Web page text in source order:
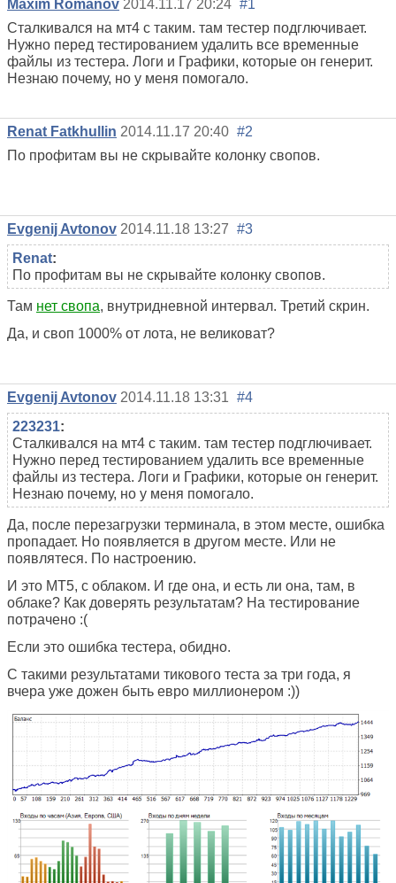
Maxim Romanov 2014.11.17 20:24 #1
Сталкивался на мт4 с таким. там тестер подглючивает.
Нужно перед тестированием удалить все временные
файлы из тестера. Логи и Графики, которые он генерит.
Незнаю почему, но у меня помогало.
Renat Fatkhullin 2014.11.17 20:40 #2
По профитам вы не скрывайте колонку свопов.
Evgenij Avtonov 2014.11.18 13:27 #3
Renat:
По профитам вы не скрывайте колонку свопов.
Там нет свопа, внутридневной интервал. Третий скрин.
Да, и своп 1000% от лота, не великоват?
Evgenij Avtonov 2014.11.18 13:31 #4
223231:
Сталкивался на мт4 с таким. там тестер подглючивает.
Нужно перед тестированием удалить все временные
файлы из тестера. Логи и Графики, которые он генерит.
Незнаю почему, но у меня помогало.
Да, после перезагрузки терминала, в этом месте, ошибка
пропадает. Но появляется в другом месте. Или не
появлятеся. По настроению.
И это МТ5, с облаком. И где она, и есть ли она, там, в
облаке? Как доверять результатам? На тестирование
потрачено :(
Если это ошибка тестера, обидно.
С такими результатами тикового теста за три года, я
вчера уже дожен быть евро миллионером :))